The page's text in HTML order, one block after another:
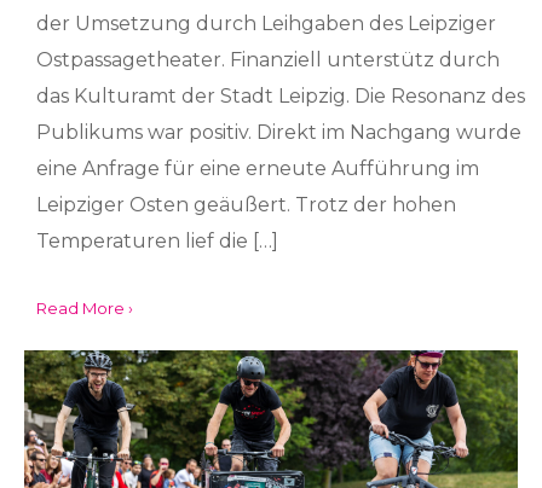
der Umsetzung durch Leihgaben des Leipziger
Ostpassagetheater. Finanziell unterstütz durch
das Kulturamt der Stadt Leipzig. Die Resonanz des
Publikums war positiv. Direkt im Nachgang wurde
eine Anfrage für eine erneute Aufführung im
Leipziger Osten geäußert. Trotz der hohen
Temperaturen lief die […]
Read More ›